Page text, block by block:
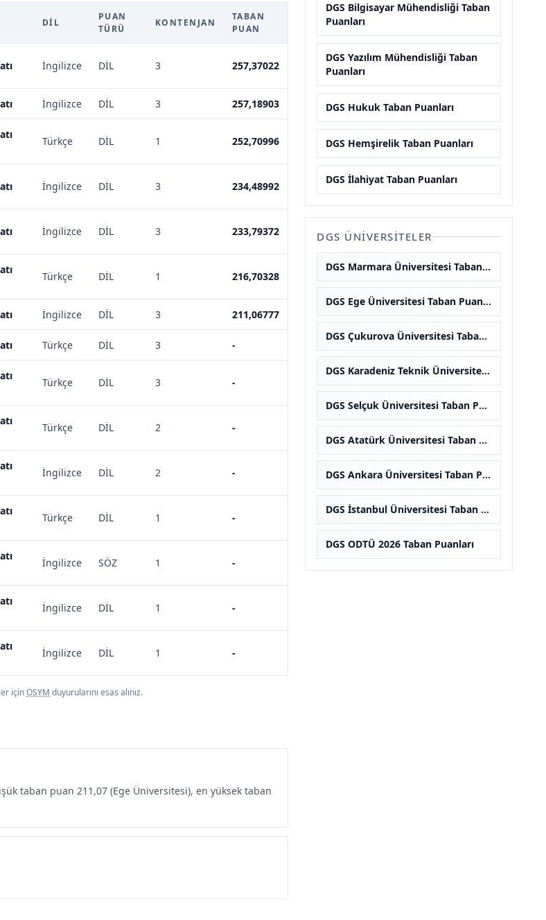
DIL
PUAN
TÜRÜ
KONTENJAN
TABAN
PUAN
İngilizce DİL 3 257,37022
İngilizce DİL 3 257,18903
Türkçe DİL 1 252,70996
İngilizce DİL 3 234,48992
İngilizce DİL 3 233,79372
Türkçe DİL 1 216,70328
İngilizce DİL 3 211,06777
Türkçe DİL 3 -
Türkçe DİL 3 -
Türkçe DİL 2 -
İngilizce DİL 2 -
Türkçe DİL 1 -
İngilizce SÖZ 1 -
İngilizce DİL 1 -
İngilizce DİL 1 -
içinÖSYM duyurularını esas alınız.
taban puan 211,07 (Ege Üniversitesi), en yüksek taban
DGS Bilgisayar Mühendisliği Taban
Puanları
DGS Yazılım Mühendisliği Taban
Puanları
DGS Hukuk Taban Puanları
DGS Hemşirelik Taban Puanları
DGS İlahiyat Taban Puanları
DGS ÜNIVERSITELER
DGS Marmara Üniversitesi Taban Puanları
DGS Ege Üniversitesi Taban Puanları
DGS Çukurova Üniversitesi Taban Puanları
DGS Karadeniz Teknik Üniversitesi Taban Puanları
DGS Selçuk Üniversitesi Taban Puanları
DGS Atatürk Üniversitesi Taban Puanları
DGS Ankara Üniversitesi Taban Puanları
DGS İstanbul Üniversitesi Taban Puanları
DGS ODTÜ 2026 Taban Puanları